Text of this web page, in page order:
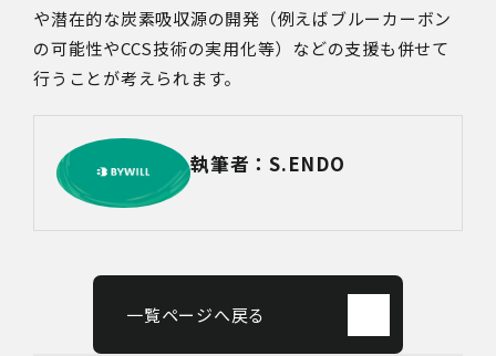
や潜在的な炭素吸収源の開発（例えばブルーカーボン
の可能性やCCS技術の実用化等）などの支援も併せて
行うことが考えられます。
執筆者：S.ENDO
一覧ページへ戻る